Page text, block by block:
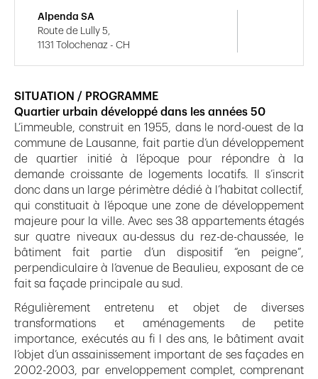
SITUATION / PROGRAMME
Quartier urbain développé dans les années 50
L’immeuble, construit en 1955, dans le nord-ouest de la
commune de Lausanne, fait partie d’un développement
de quartier initié à l’époque pour répondre à la
demande croissante de logements locatifs. Il s’inscrit
donc dans un large périmètre dédié à l’habitat collectif,
qui constituait à l’époque une zone de développement
majeure pour la ville. Avec ses 38 appartements étagés
sur quatre niveaux au-dessus du rez-de-chaussée, le
bâtiment fait partie d’un dispositif “en peigne”,
perpendiculaire à l’avenue de Beaulieu, exposant de ce
fait sa façade principale au sud.
Régulièrement entretenu et objet de diverses
transformations et aménagements de petite
importance, exécutés au fi l des ans, le bâtiment avait
l’objet d’un assainissement important de ses façades en
2002-2003, par enveloppement complet, comprenant
Alpenda SA
Route de Lully 5,
1131 Tolochenaz - CH